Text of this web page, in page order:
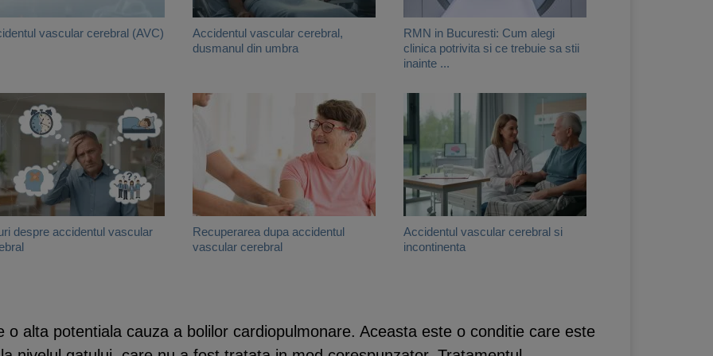
vascular cerebral (AVC)
Accidentul vascular cerebral,
dusmanul din umbra
RMN in Bucuresti: Cum alegi
clinica potrivita si ce trebuie sa stii
inainte ...
despre accidentul vascular
Recuperarea dupa accidentul
vascular cerebral
Accidentul vascular cerebral si
incontinenta
o alta potentiala cauza a bolilor cardiopulmonare. Aceasta este o conditie care este